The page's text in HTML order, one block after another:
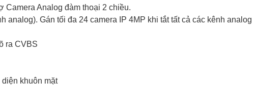
Camera Analog đàm thoại 2 chiều.
analog). Gán tối đa 24 camera IP 4MP khi tắt tất cả các kênh analog
ra CVBS
khuôn mặt